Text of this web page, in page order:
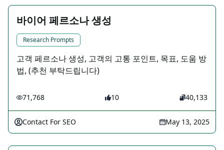
바이어 페르소나 생성
Research Prompts
고객 페르소나 생성, 고객의 고통 포인트, 목표, 도움 방
법, (추천 부탁드립니다)
71,768 10 40,133
Contact For SEO May 13, 2025